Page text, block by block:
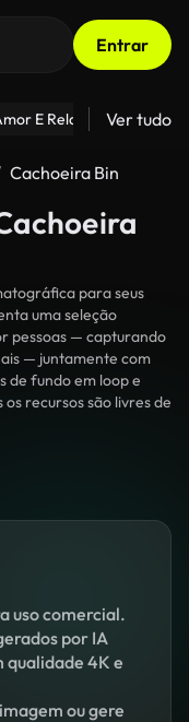
Entrar
E Relacionamentos
Ver tudo
Cachoeira Bin
para seus
uma seleção
pessoas — capturando
— juntamente com
de fundo em loop e
recursos são livres de
uso comercial.
por IA
qualidade 4K e
ou gere